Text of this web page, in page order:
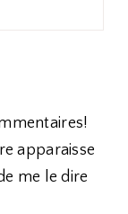
apparaisse
me le dire